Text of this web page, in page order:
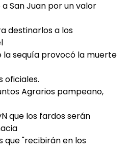
San Juan por un valor
destinarlos a los
la sequía provocó la muerte
oficiales.
Agrarios pampeano,
que los fardos serán
que "recibirán en los